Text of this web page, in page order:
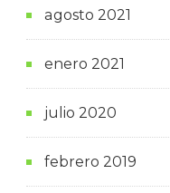
agosto 2021
enero 2021
julio 2020
febrero 2019